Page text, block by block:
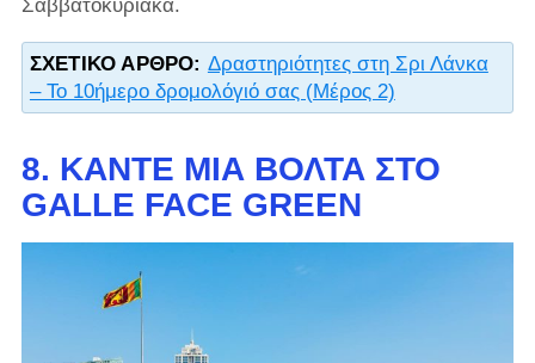
Σαββατοκύριακα.
ΣΧΕΤΙΚΌ ΆΡΘΡΟ: Δραστηριότητες στη Σρι Λάνκα
– Το 10ήμερο δρομολόγιό σας (Μέρος 2)
8. ΚΆΝΤΕ ΜΙΑ ΒΌΛΤΑ ΣΤΟ
GALLE FACE GREEN